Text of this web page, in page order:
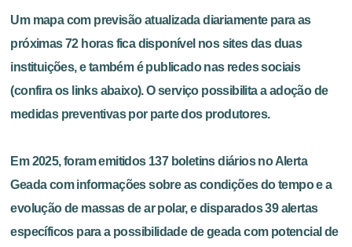
Um mapa com previsão atualizada diariamente para as
próximas 72 horas fica disponível nos sites das duas
instituições, e também é publicado nas redes sociais
(confira os links abaixo). O serviço possibilita a adoção de
medidas preventivas por parte dos produtores.
Em 2025, foram emitidos 137 boletins diários no Alerta
Geada com informações sobre as condições do tempo e a
evolução de massas de ar polar, e disparados 39 alertas
específicos para a possibilidade de geada com potencial de